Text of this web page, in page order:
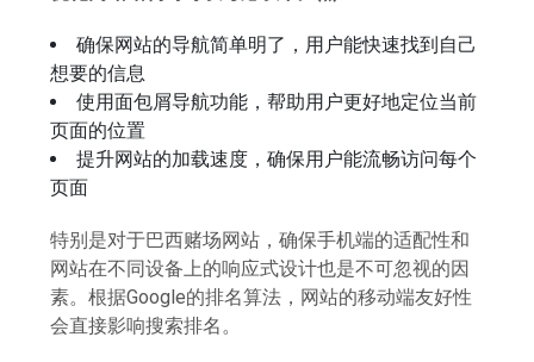
确保网站的导航简单明了，用户能快速找到自己
想要的信息
使用面包屑导航功能，帮助用户更好地定位当前
页面的位置
提升网站的加载速度，确保用户能流畅访问每个
页面
特别是对于巴西赌场网站，确保手机端的适配性和
网站在不同设备上的响应式设计也是不可忽视的因
素。根据Google的排名算法，网站的移动端友好性
会直接影响搜索排名。